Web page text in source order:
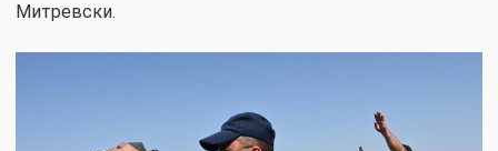
Митревски.